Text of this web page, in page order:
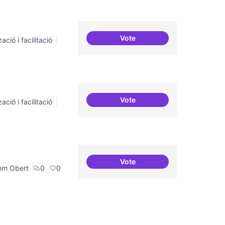
i facilitació
VoteSuport a projectes digitals i
i facilitació
VoteTrobades democràtiques
Obert 0 0
VoteIniciar línia de DDHH i capa